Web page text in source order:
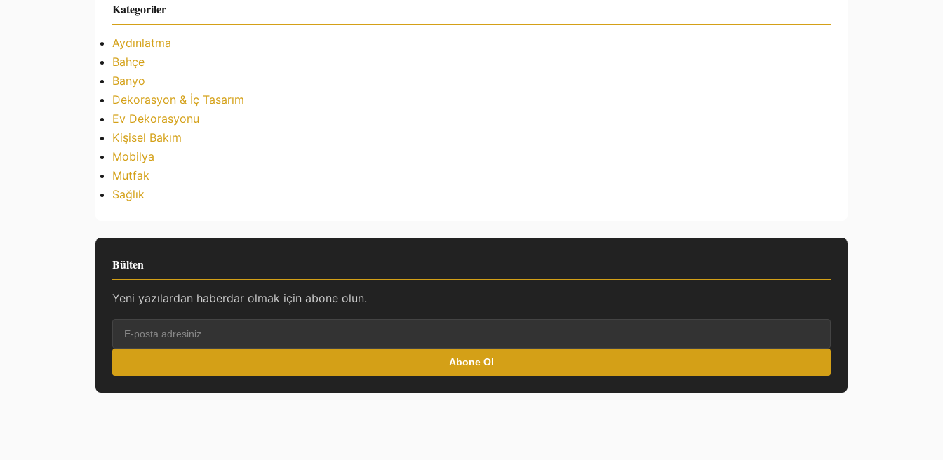
Kategoriler
Aydınlatma
Bahçe
Banyo
Dekorasyon & İç Tasarım
Ev Dekorasyonu
Kişisel Bakım
Mobilya
Mutfak
Sağlık
Bülten
Yeni yazılardan haberdar olmak için abone olun.
Abone Ol